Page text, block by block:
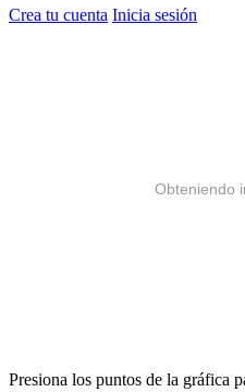
Crea tu cuenta Inicia sesión
Obteniendo
Presiona los puntos de la gráfica